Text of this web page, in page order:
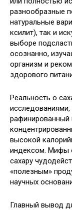
разнообразные
натуральные
ксилит), так и
выборе
осознанно,
организм и
здорового
Реальность о
рафинированный
высокой
индексом. Мифы
сахару
«полезным»
научных
Главный вывод